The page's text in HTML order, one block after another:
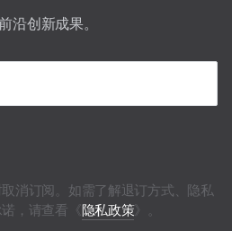
沿创新成果。
消订阅。如需了解退订方式、隐私
，请查看《隐私政策》。